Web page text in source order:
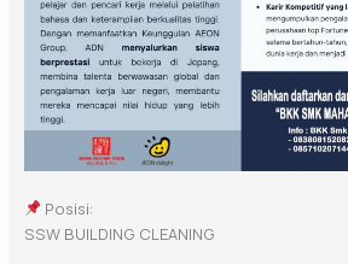
Posisi:
SSW BUILDING CLEANING